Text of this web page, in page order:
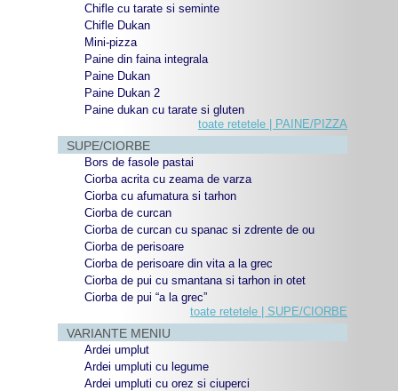
Chifle cu tarate si seminte
Chifle Dukan
Mini-pizza
Paine din faina integrala
Paine Dukan
Paine Dukan 2
Paine dukan cu tarate si gluten
toate retetele | PAINE/PIZZA
SUPE/CIORBE
Bors de fasole pastai
Ciorba acrita cu zeama de varza
Ciorba cu afumatura si tarhon
Ciorba de curcan
Ciorba de curcan cu spanac si zdrente de ou
Ciorba de perisoare
Ciorba de perisoare din vita a la grec
Ciorba de pui cu smantana si tarhon in otet
Ciorba de pui “a la grec”
toate retetele | SUPE/CIORBE
VARIANTE MENIU
Ardei umplut
Ardei umpluti cu legume
Ardei umpluti cu orez si ciuperci